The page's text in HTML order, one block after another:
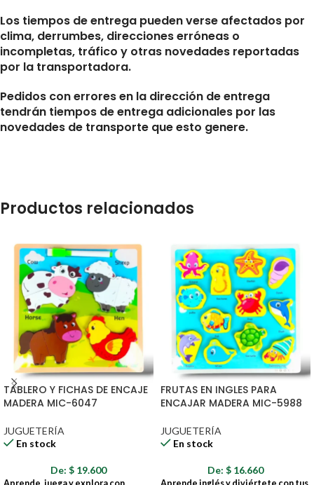
Los tiempos de entrega pueden verse afectados por
clima, derrumbes, direcciones erróneas o
incompletas, tráfico y otras novedades reportadas
por la transportadora.
Pedidos con errores en la dirección de entrega
tendrán tiempos de entrega adicionales por las
novedades de transporte que esto genere.
Productos relacionados
TABLERO Y FICHAS DE ENCAJE
MADERA MIC-6047
JUGUETERÍA
En stock
De: $ 19.600
FRUTAS EN INGLES PARA
ENCAJAR MADERA MIC-5988
JUGUETERÍA
En stock
De: $ 16.660